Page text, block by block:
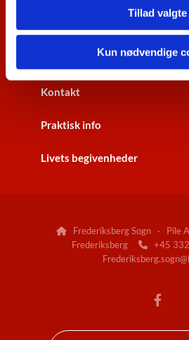
Tillad valgte
Kun nødvendige
Gudstjenester
Kontakt
Praktisk info
Livets begivenheder

Frederiksberg Sogn · Pile
Frederiksberg
+45